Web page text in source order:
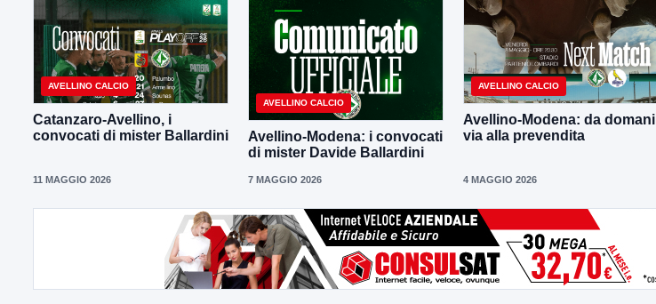
AVELLINO CALCIO
Catanzaro-Avellino, i
convocati di mister Ballardini
11 MAGGIO 2026
AVELLINO CALCIO
Avellino-Modena: i convocati
di mister Davide Ballardini
7 MAGGIO 2026
AVELLINO CALCIO
Avellino-Modena: da domani
via alla prevendita
4 MAGGIO 2026